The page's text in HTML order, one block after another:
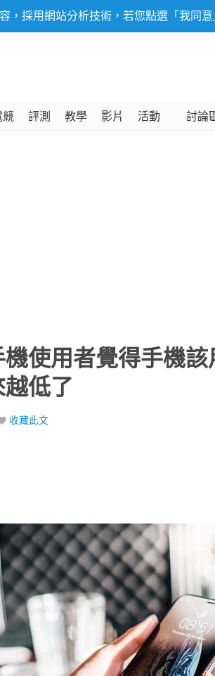
，採用網站分析技術，若您點選「我同
競 評測 教學 影片 活動 討論
使用者覺得手機
低了
收藏此文